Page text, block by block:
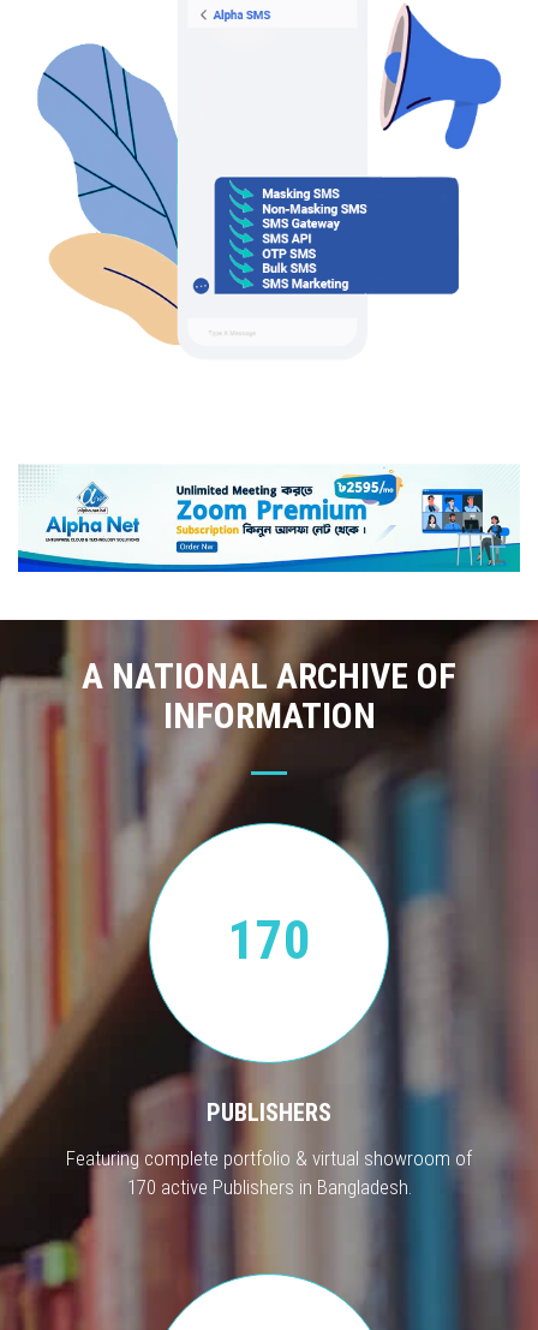
A NATIONAL ARCHIVE OF
INFORMATION
170
PUBLISHERS
Featuring complete portfolio & virtual showroom of
170 active Publishers in Bangladesh.